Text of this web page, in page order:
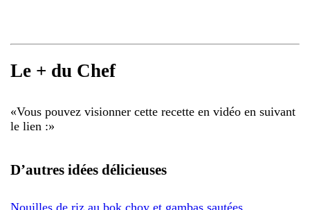
Le + du Chef
«Vous pouvez visionner cette recette en vidéo en suivant
le lien :»
D’autres idées délicieuses
Nouilles de riz au bok choy et gambas sautées